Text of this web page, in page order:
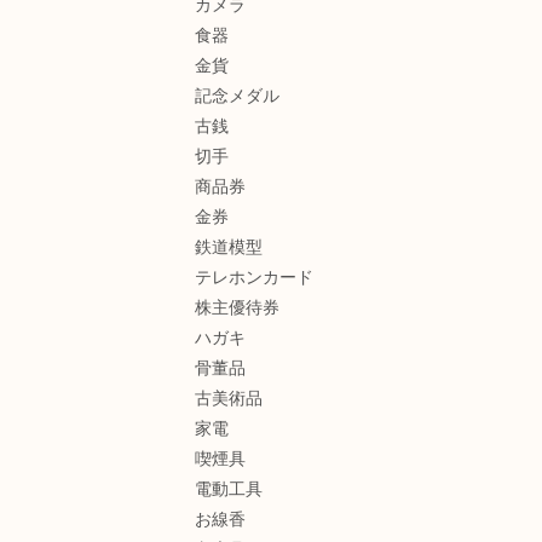
食器
金貨
記念メダル
古銭
切手
商品券
金券
鉄道模型
テレホンカード
株主優待券
ハガキ
骨董品
古美術品
家電
喫煙具
電動工具
お線香